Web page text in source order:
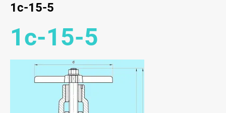
1с-15-5
1с-15-5